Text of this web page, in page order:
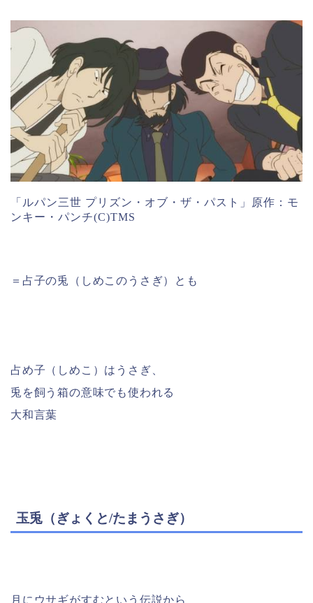
「ルパン三世 プリズン・オブ・ザ・パスト」原作：モ
ンキー・パンチ(C)TMS
＝占子の兎（しめこのうさぎ）とも
占め子（しめこ）はうさぎ、
兎を飼う箱の意味でも使われる
大和言葉
玉兎（ぎょくと/たまうさぎ）
月にウサギがすむという伝説から